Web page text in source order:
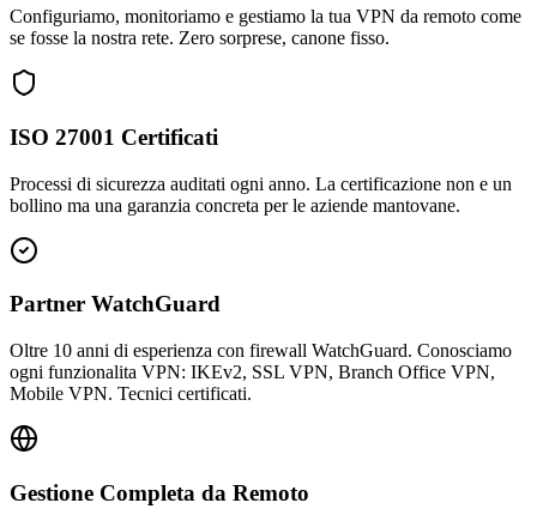
Configuriamo, monitoriamo e gestiamo la tua VPN da remoto come
se fosse la nostra rete. Zero sorprese, canone fisso.
ISO 27001 Certificati
Processi di sicurezza auditati ogni anno. La certificazione non e un
bollino ma una garanzia concreta per le aziende mantovane.
Partner WatchGuard
Oltre 10 anni di esperienza con firewall WatchGuard. Conosciamo
ogni funzionalita VPN: IKEv2, SSL VPN, Branch Office VPN,
Mobile VPN. Tecnici certificati.
Gestione Completa da Remoto